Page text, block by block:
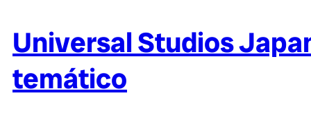
Universal Studios
temático